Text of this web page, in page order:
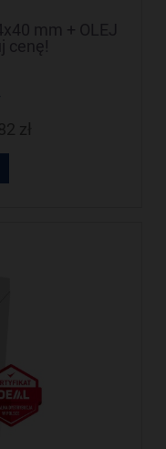
mm + OLEJ
cenę!